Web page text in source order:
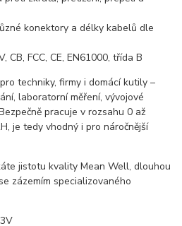
konektory a délky kabelů dle
CB, FCC, CE, EN61000, třída B
techniky, firmy i domácí kutily –
laboratorní měření, vývojové
pracuje v rozsahu 0 až
je tedy vhodný i pro náročnější
jistotu kvality Mean Well, dlouhou
zázemím specializovaného